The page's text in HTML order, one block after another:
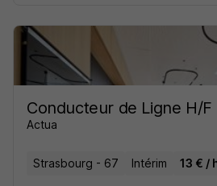
Conducteur de Ligne H/F
Actua
Strasbourg - 67 Intérim 13 € /